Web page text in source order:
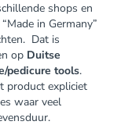
shops en
in Germany”
Dat is
op Duitse
pedicure tools.
product expliciet
waar veel